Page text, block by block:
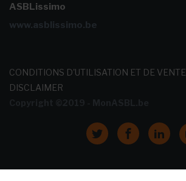
ASBLissimo
www.asblissimo.be
CONDITIONS D'UTILISATION ET DE VENTE
DISCLAIMER